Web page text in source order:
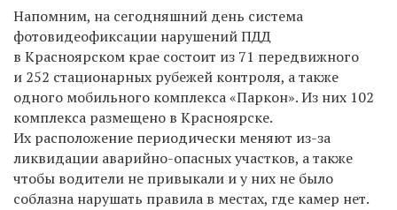
Напомним, на сегодняшний день система
фотовидеофиксации нарушений ПДД
в Красноярском крае состоит из 71 передвижного
и 252 стационарных рубежей контроля, а также
одного мобильного комплекса «Паркон». Из них 102
комплекса размещено в Красноярске.
Их расположение периодически меняют из-за
ликвидации аварийно-опасных участков, а также
чтобы водители не привыкали и у них не было
соблазна нарушать правила в местах, где камер нет.